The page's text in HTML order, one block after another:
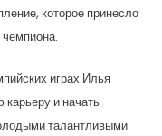
которое принесло
играх Илья
и начать
талантливыми